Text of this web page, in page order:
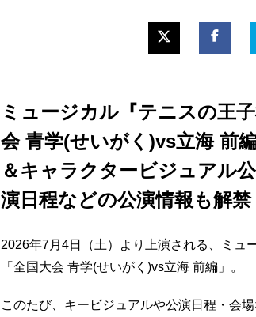
ミュージカル『テニスの王
会 青学(せいがく)vs立海 前
＆キャラクタービジュアル
演日程などの公演情報も解禁
2026年7月4日（土）より上演される、ミュ
「全国大会 青学(せいがく)vs立海 前編」。
このたび、キービジュアルや公演日程・会